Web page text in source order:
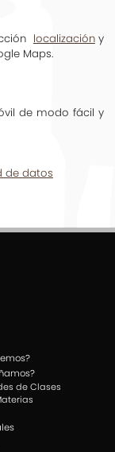
localizacióny
Maps.
de modo fácil y
de datos
de Clases